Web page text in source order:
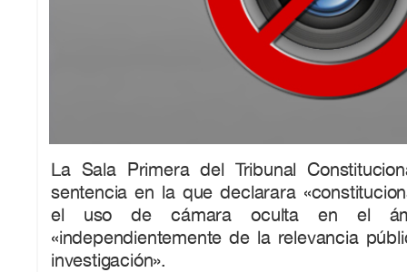
La Sala Primera del Tribunal
sentencia en la que declarara
el uso de cámara oculta en el
«independientemente de la relevancia
investigación».